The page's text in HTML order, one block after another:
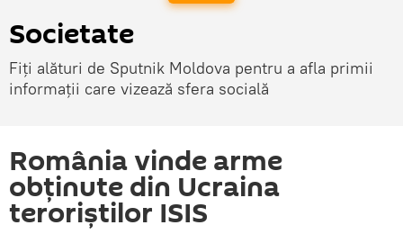
Societate
Fiți alături de Sputnik Moldova pentru a afla primii
informații care vizează sfera socială
România vinde arme
obţinute din Ucraina
teroriștilor ISIS